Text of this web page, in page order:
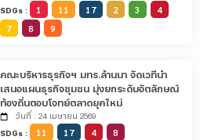
SDGs :
1 11 17 2 3
4
7
8 9
คณะบริหารธุรกิจฯ มทร.ล้านนา จัดเวทีนำ
เสนอแผนธุรกิจชุมชน มุ่งยกระดับอัตลักษณ์
ท้องถิ่นตอบโจทย์ตลาดยุคใหม่
วันที่ : 24 เมษายน 2569
SDGs :
11 17 4 8